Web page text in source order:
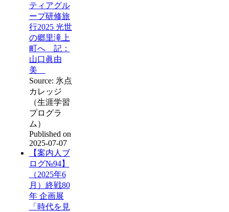
ティアグル
ープ研修旅
行2025 光世
の郷里滝上
町へ 記：
山口眞由
美
Source: 氷点
カレッジ
（生涯学習
プログラ
ム）
Published on
2025-07-07
【案内人ブ
ログ№94】
（2025年6
月）終戦80
年 企画展
「時代を見